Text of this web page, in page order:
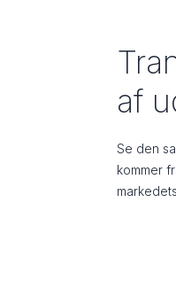
af
Se den
kommer